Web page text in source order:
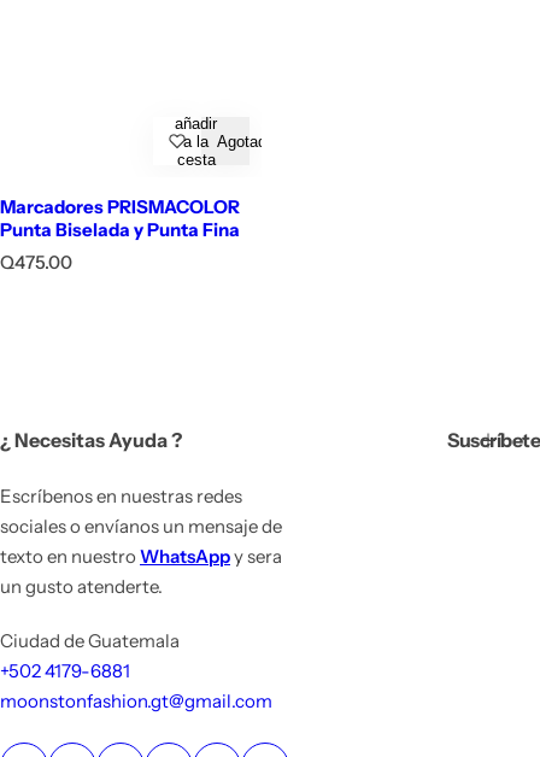
añadir
a la
cesta
Agotado
Marcadores PRISMACOLOR
Punta Biselada y Punta Fina
P
b
t
a
l
Q475.00
¿ Necesitas Ayuda ?
Escríbenos en nuestras redes
sociales o envíanos un mensaje de
texto en nuestro WhatsAppy sera
un gusto atenderte.
Ciudad de Guatemala
+502 4179-6881
moonstonfashion.gt@gmail.com
Suscríbete